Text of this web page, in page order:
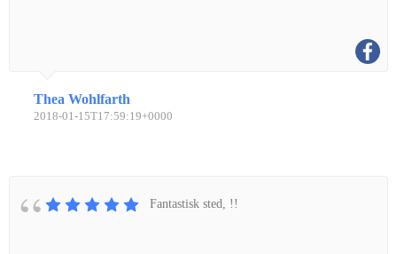
Thea Wohlfarth
2018-01-15T17:59:19+0000
Fantastisk sted, !!